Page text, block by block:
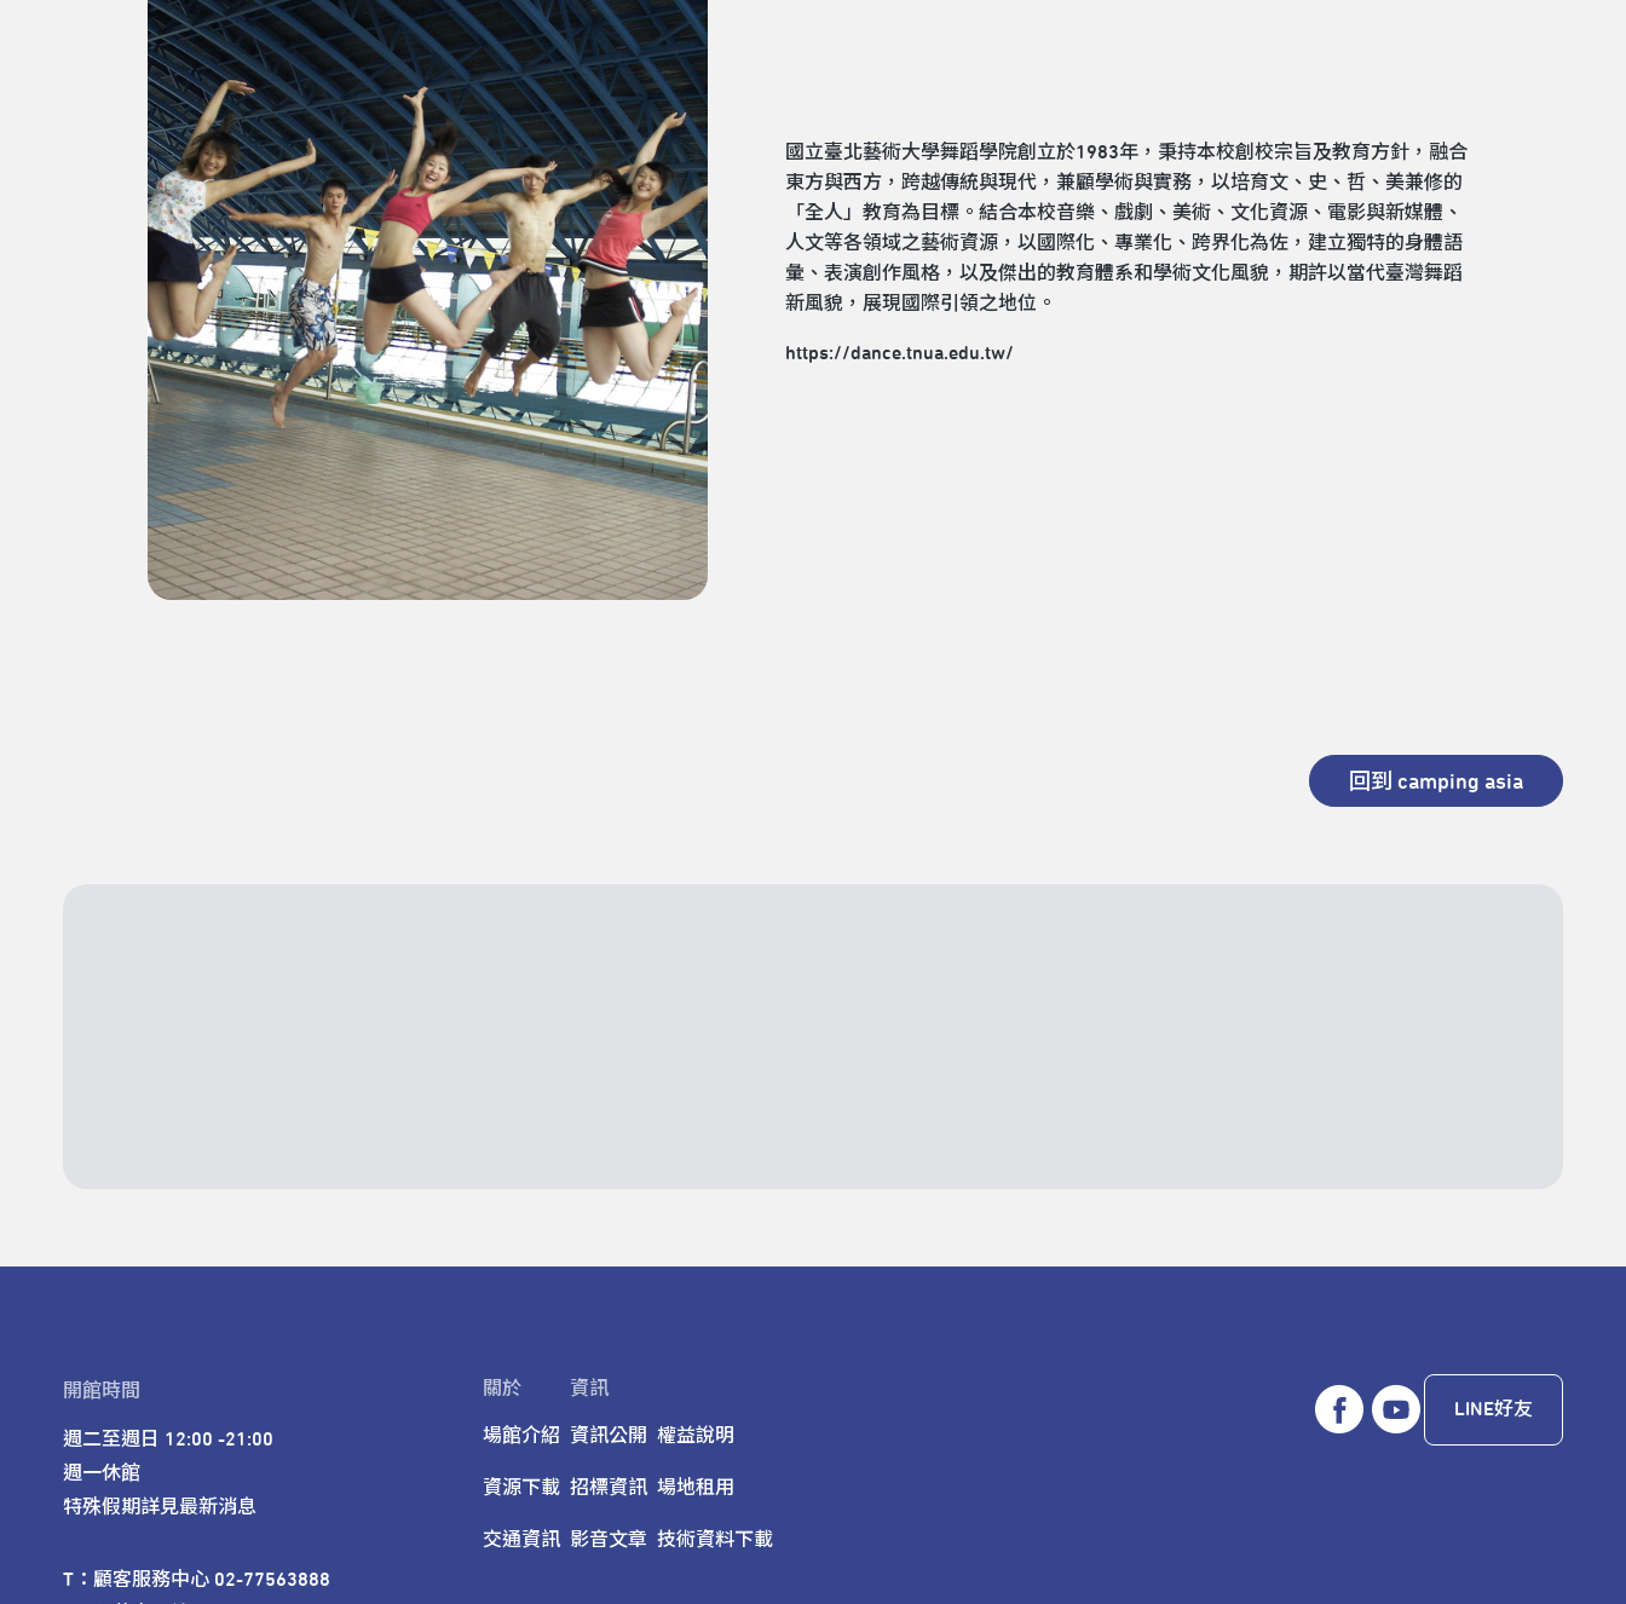
國立臺北藝術大學舞蹈學院創立於1983年，秉持本校創校宗旨及教育方針，融合
東方與西方，跨越傳統與現代，兼顧學術與實務，以培育文、史、哲、美兼修的
「全人」教育為目標。結合本校音樂、戲劇、美術、文化資源、電影與新媒體、
人文等各領域之藝術資源，以國際化、專業化、跨界化為佐，建立獨特的身體語
彙、表演創作風格，以及傑出的教育體系和學術文化風貌，期許以當代臺灣舞蹈
新風貌，展現國際引領之地位。
https://dance.tnua.edu.tw/
回到 camping asia
開館時間
週二至週日 12:00 -21:00
週一休館
特殊假期詳見最新消息
T：顧客服務中心 02-77563888
關於
場館介紹
資源下載
交通資訊
資訊
資訊公開
招標資訊
影音文章
權益說明
場地租用
技術資料下載
LINE好友